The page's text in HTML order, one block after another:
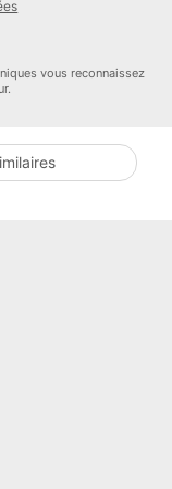
vous reconnaissez